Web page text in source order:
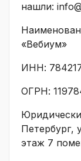
нашли:
«Вебиум»
ИНН:
ОГРН:
Петербург,
этаж 7